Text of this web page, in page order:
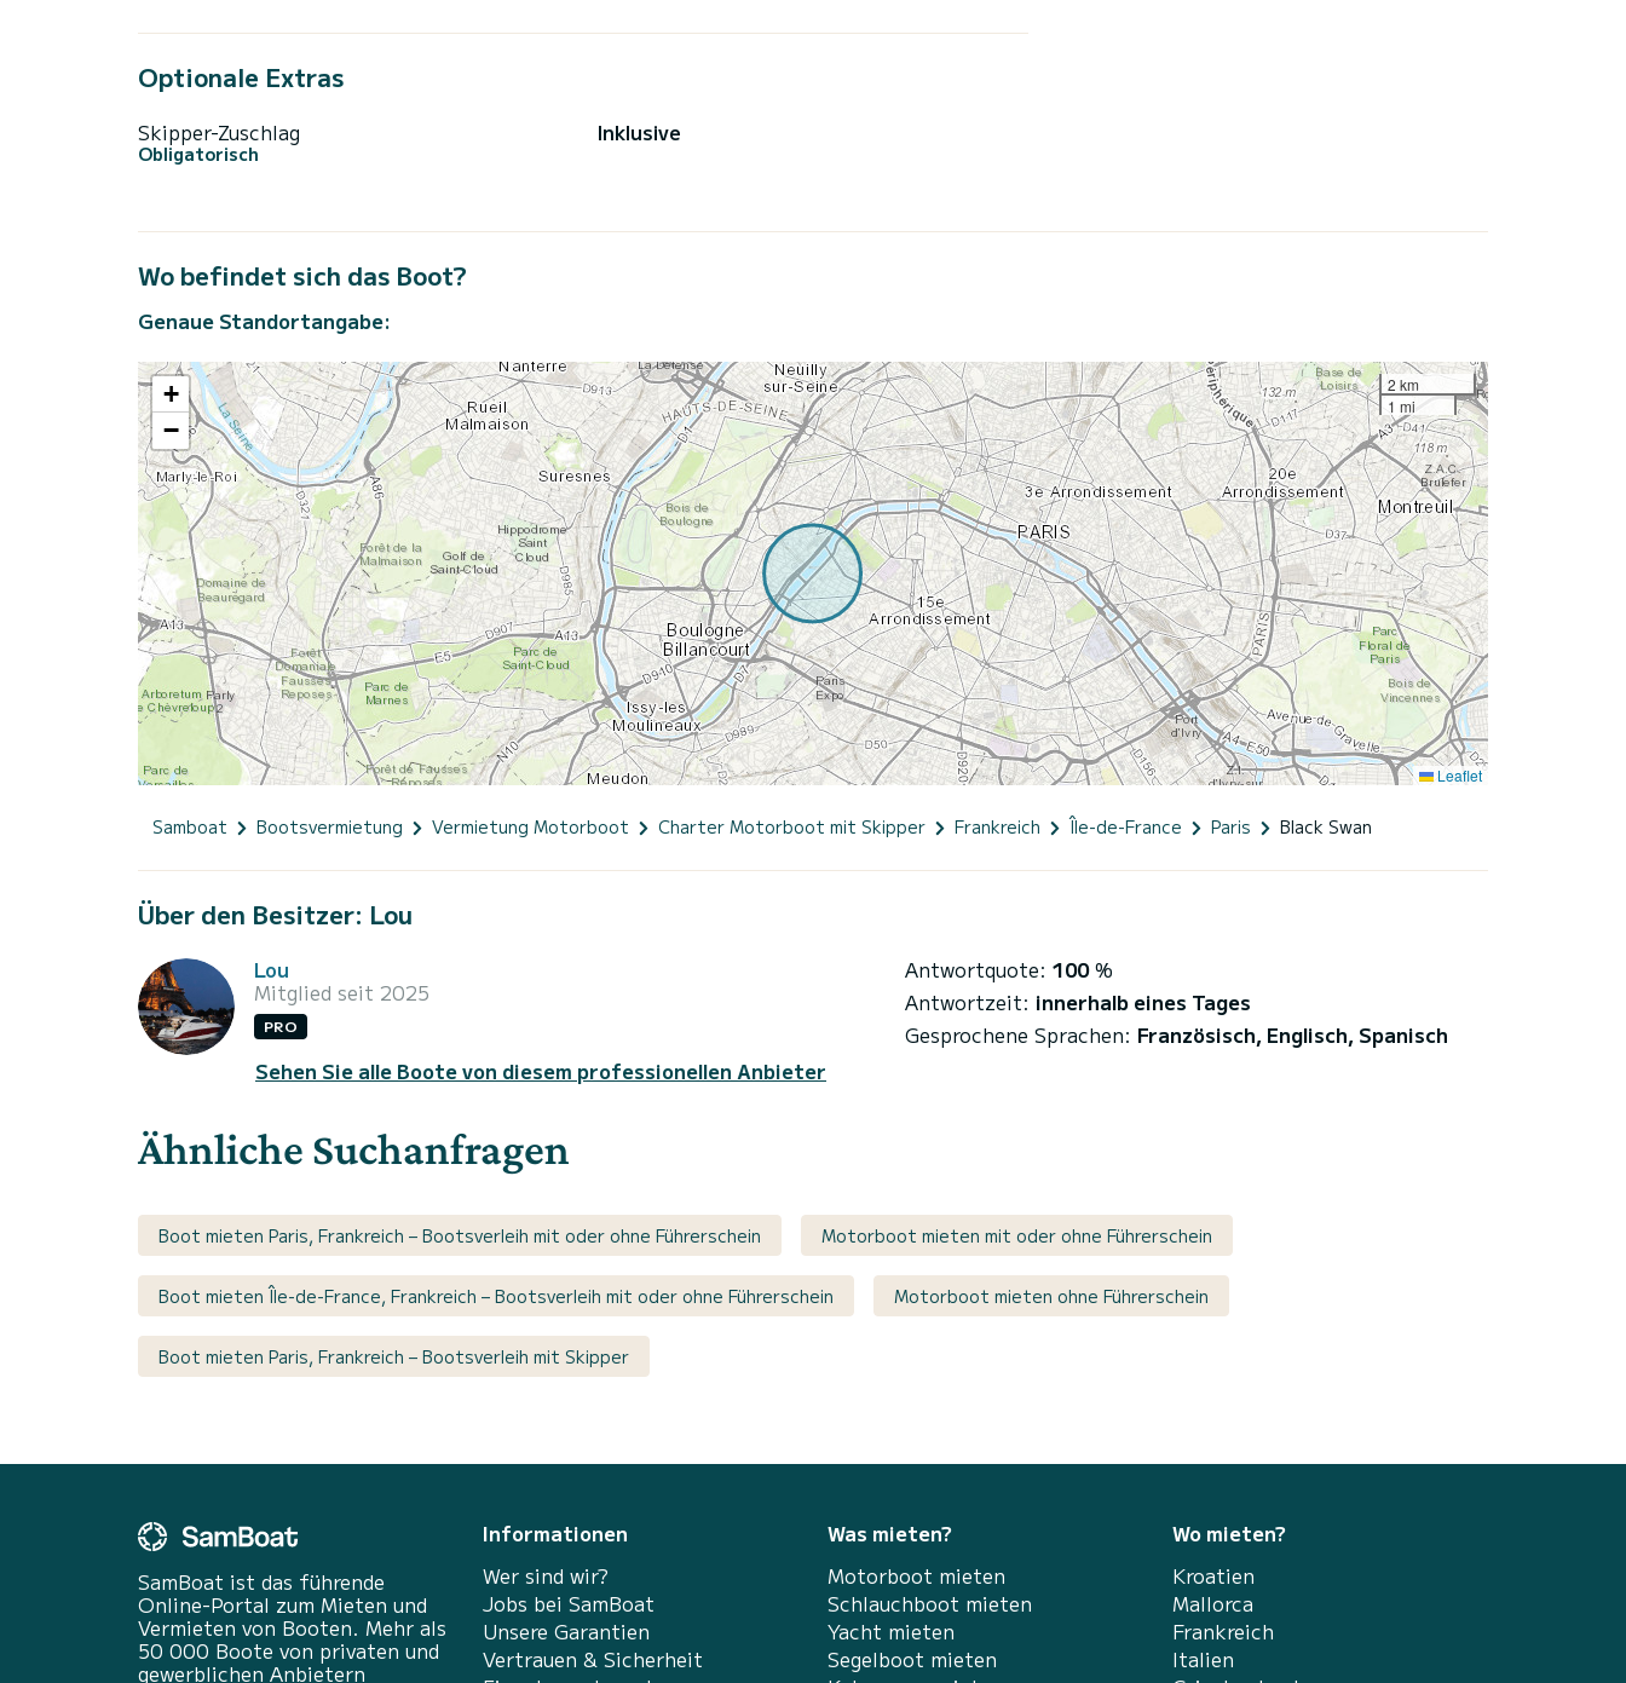
Optionale Extras
Skipper-Zuschlag
Obligatorisch
Inklusive
Wo befindet sich das Boot?
Genaue Standortangabe:
+
−
2 km
1 mi
Leaflet
Samboat Bootsvermietung Vermietung Motorboot Charter Motorboot mit Skipper Frankreich Île-de-France Paris Black Swan
Über den Besitzer: Lou
Lou
Mitglied seit 2025
PRO
Sehen Sie alle Boote von diesem professionellen Anbieter
Antwortquote: 100%
Antwortzeit: innerhalb eines Tages
Gesprochene Sprachen: Französisch, Englisch, Spanisch
Ähnliche Suchanfragen
Boot mieten Paris, Frankreich – Bootsverleih mit oder ohne Führerschein Motorboot mieten mit oder ohne Führerschein
Boot mieten Île-de-France, Frankreich – Bootsverleih mit oder ohne Führerschein Motorboot mieten ohne Führerschein
Boot mieten Paris, Frankreich – Bootsverleih mit Skipper
SamBoat ist das führende
Online-Portal zum Mieten und
Vermieten von Booten. Mehr als
50 000 Boote von privaten und
gewerblichen Anbietern
Informationen
Wer sind wir?
Jobs bei SamBoat
Unsere Garantien
Vertrauen & Sicherheit
Was mieten?
Motorboot mieten
Schlauchboot mieten
Yacht mieten
Segelboot mieten
Wo mieten?
Kroatien
Mallorca
Frankreich
Italien